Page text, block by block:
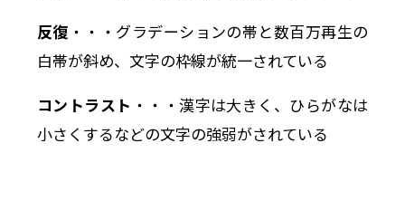
反復 ・・・グラデーションの帯と数百万再生の
白帯が斜め、文字の枠線が統一されている
コントラスト ・・・漢字は大きく、ひらがなは
小さくするなどの文字の強弱がされている